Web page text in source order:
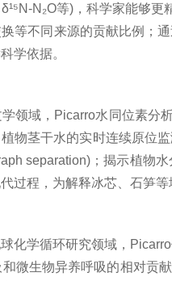
δ¹⁵N-N₂O等)，科学家能够
等不同来源的贡献比例；
学依据。
域，Picarro水同位素分析
物茎干水的实时连续原位
separation)；揭示植物
过程，为解释冰芯、石笋
学循环研究领域，Picarro
微生物异养呼吸的相对贡